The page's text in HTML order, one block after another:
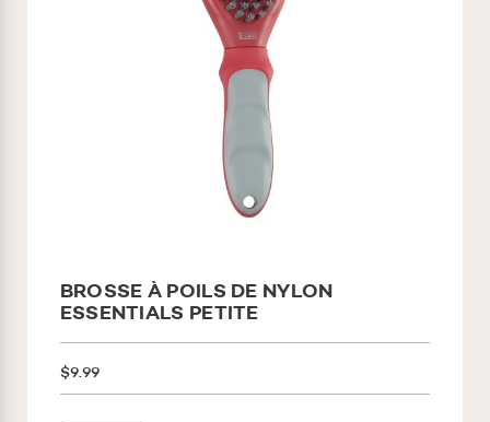
BROSSE À POILS DE NYLON
ESSENTIALS PETITE
$9.99